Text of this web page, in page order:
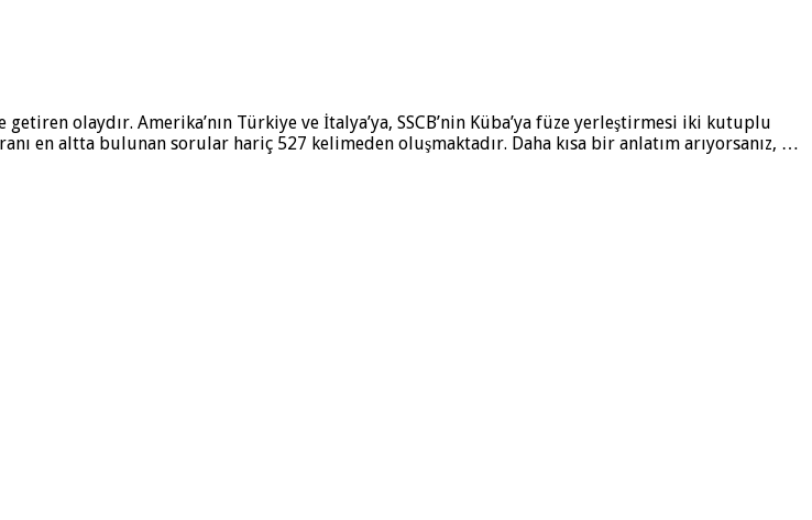
olaydır. Amerika’nın Türkiye ve İtalya’ya, SSCB’nin Küba’ya füze yerleştirmesi iki kutuplu
en altta bulunan sorular hariç 527 kelimeden oluşmaktadır. Daha kısa bir anlatım arıyorsanız, …